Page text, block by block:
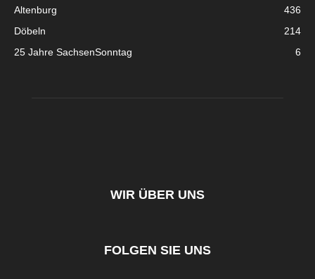
Altenburg
436
Döbeln
214
25 Jahre SachsenSonntag
6
WIR ÜBER UNS
FOLGEN SIE UNS